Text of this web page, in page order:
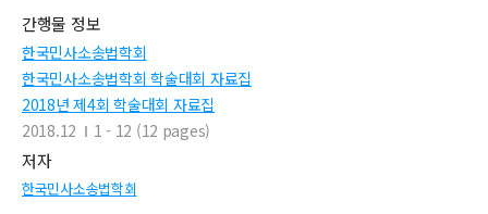
간행물 정보
한국민사소송법학회
한국민사소송법학회 학술대회 자료집
2018년 제4회 학술대회 자료집
2018.12
1 - 12 (12 pages)
저자
한국민사소송법학회